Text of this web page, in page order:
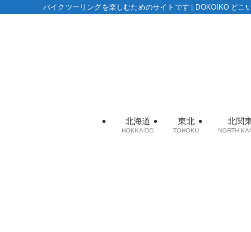
バイクツーリングを楽しむためのサイトです | DOKOIKO どこ
北海道
HOKKAIDO
東北
TOHOKU
北関
NORTH-